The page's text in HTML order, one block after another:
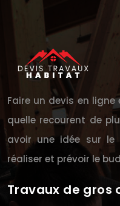
Faire un devis en
quelle recourent de
avoir une idée sur
réaliser et prévoir le
Travaux de gros